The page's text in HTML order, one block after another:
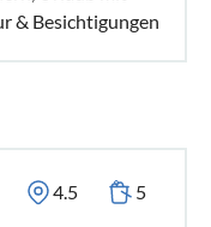
& Besichtigungen
4.5 5